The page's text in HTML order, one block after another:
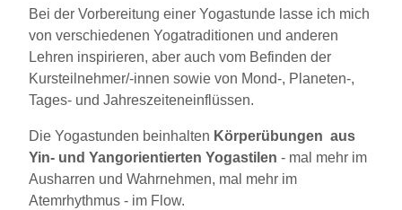
Bei der Vorbereitung einer Yogastunde lasse ich mich
von verschiedenen Yogatraditionen und anderen
Lehren inspirieren, aber auch vom Befinden der
Kursteilnehmer/-innen sowie von Mond-, Planeten-,
Tages- und Jahreszeiteneinflüssen.
Die Yogastunden beinhalten Körperübungen aus
Yin- und Yangorientierten Yogastilen - mal mehr im
Ausharren und Wahrnehmen, mal mehr im
Atemrhythmus - im Flow.